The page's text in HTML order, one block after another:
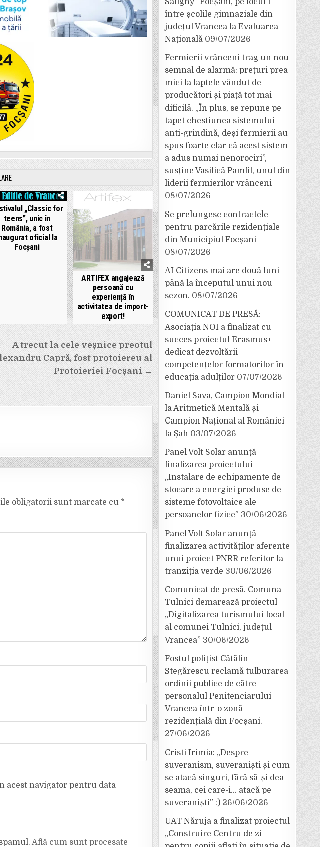
„Classic for
teens”, unic în
România, a fost
oficial la
Focșani
ARTIFEX angajează
persoană cu
experiență în
activitatea de import-
export!
A trecut la cele veșnice preotul
Capră, fost protoiereu al
Protoieriei Focșani →
obligatorii sunt marcate cu *
acest navigator pentru data
Află cum sunt procesate
între școlile gimnaziale din
județul Vrancea la Evaluarea
Națională 09/07/2026
Fermierii vrânceni trag un nou
semnal de alarmă: prețuri prea
mici la laptele vândut de
producători și piață tot mai
dificilă. „În plus, se repune pe
tapet chestiunea sistemului
anti-grindină, deși fermierii au
spus foarte clar că acest sistem
a adus numai nenorociri”,
susține Vasilică Pamfil, unul din
liderii fermierilor vrânceni
08/07/2026
Se prelungesc contractele
pentru parcările rezidențiale
din Municipiul Focșani
08/07/2026
AI Citizens mai are două luni
până la începutul unui nou
sezon. 08/07/2026
COMUNICAT DE PRESĂ:
Asociația NOI a finalizat cu
succes proiectul Erasmus+
dedicat dezvoltării
competențelor formatorilor în
educația adulților 07/07/2026
Daniel Sava, Campion Mondial
la Aritmetică Mentală și
Campion Național al României
la Șah 03/07/2026
Panel Volt Solar anunță
finalizarea proiectului
„Instalare de echipamente de
stocare a energiei produse de
sisteme fotovoltaice ale
persoanelor fizice” 30/06/2026
Panel Volt Solar anunță
finalizarea activităților aferente
unui proiect PNRR referitor la
tranziția verde 30/06/2026
Comunicat de presă. Comuna
Tulnici demarează proiectul
„Digitalizarea turismului local
al comunei Tulnici, județul
Vrancea” 30/06/2026
Fostul polițist Cătălin
Stegărescu reclamă tulburarea
ordinii publice de către
personalul Penitenciarului
Vrancea într-o zonă
rezidențială din Focșani.
27/06/2026
Cristi Irimia: „Despre
suveranism, suveraniști și cum
se atacă singuri, fără să-și dea
seama, cei care-i… atacă pe
suveraniști” :) 26/06/2026
UAT Năruja a finalizat proiectul
„Construire Centru de zi